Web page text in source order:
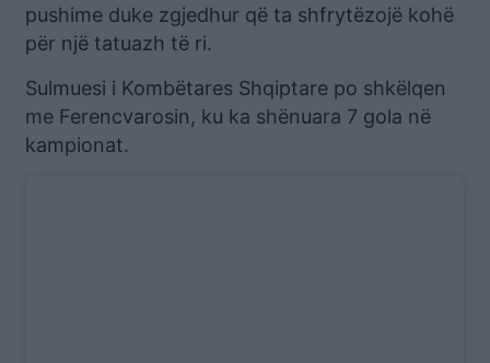
pushime duke zgjedhur që ta shfrytëzojë kohë
për një tatuazh të ri.
Sulmuesi i Kombëtares Shqiptare po shkëlqen
me Ferencvarosin, ku ka shënuara 7 gola në
kampionat.